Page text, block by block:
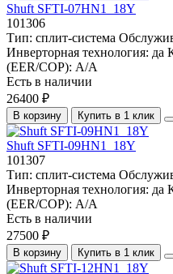
Shuft SFTI-07HN1_18Y
101306
Тип: сплит-система
Инверторная технология: да
(EER/COP): A/A
Есть в наличии
26400 ₽
В корзину Купить в 1 клик
Shuft SFTI-09HN1_18Y
101307
Тип: сплит-система
Инверторная технология: да
(EER/COP): A/A
Есть в наличии
27500 ₽
В корзину Купить в 1 клик